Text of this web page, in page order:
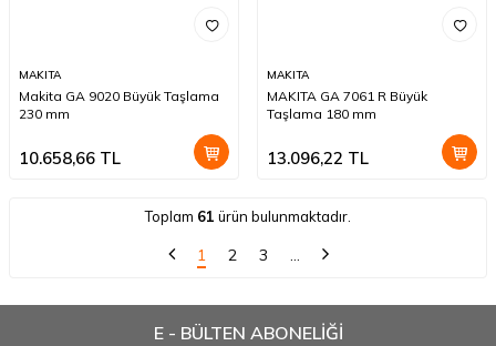
MAKITA
Makita GA 9020 Büyük Taşlama
230 mm
10.658,66 TL
MAKITA
MAKITA GA 7061 R Büyük
Taşlama 180 mm
13.096,22 TL
Toplam 61 ürün bulunmaktadır.
1 2 3 …
E - BÜLTEN ABONELİĞİ